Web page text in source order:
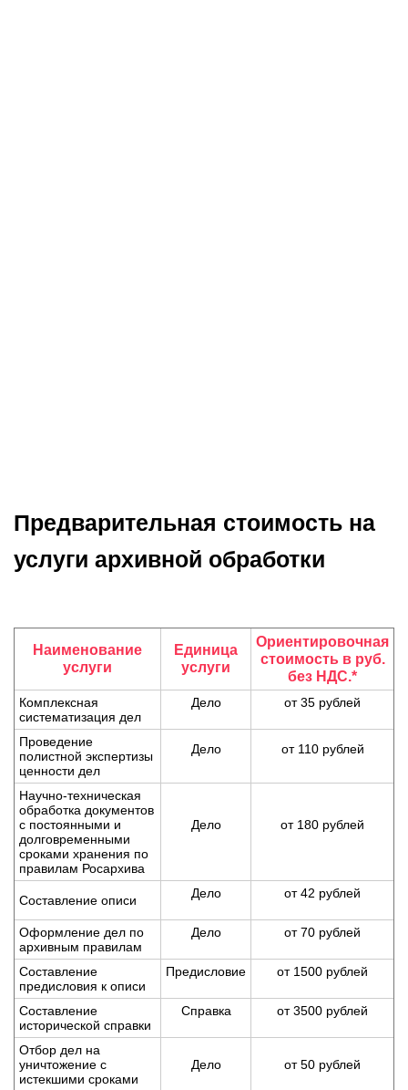
Предварительная стоимость на
услуги архивной обработки
Наименование
услуги
Единица
услуги
Ориентировочная
стоимость в руб.
без НДС.*
Комплексная
систематизация дел
Дело от 35 рублей
Проведение
полистной экспертизы
ценности дел
Дело от 110 рублей
Научно-техническая
обработка документов
с постоянными и
долговременными
сроками хранения по
правилам Росархива
Дело от 180 рублей
Составление описи Дело от 42 рублей
Оформление дел по
архивным правилам
Дело от 70 рублей
Составление
предисловия к описи
Предисловие от 1500 рублей
Составление
исторической справки
Справка от 3500 рублей
Отбор дел на
уничтожение с
истекшими сроками
Дело от 50 рублей